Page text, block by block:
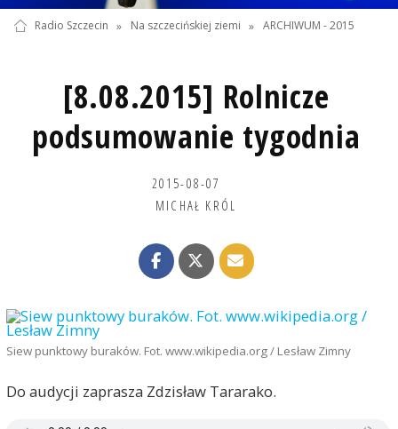
Radio Szczecin » Na szczecińskiej ziemi » ARCHIWUM - 2015
[8.08.2015] Rolnicze
podsumowanie tygodnia
2015-08-07
MICHAŁ KRÓL
Siew punktowy buraków. Fot. www.wikipedia.org / Lesław Zimny
Do audycji zaprasza Zdzisław Tararako.